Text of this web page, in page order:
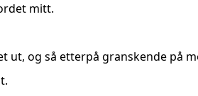
mitt.
ut, og så etterpå granskende på